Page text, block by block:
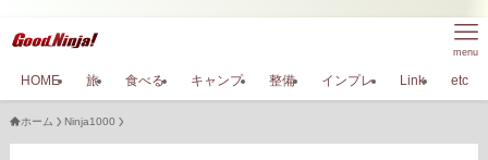
menu
HOME 旅 食べる キャンプ 整備 インプレ Link etc
ホーム Ninja1000